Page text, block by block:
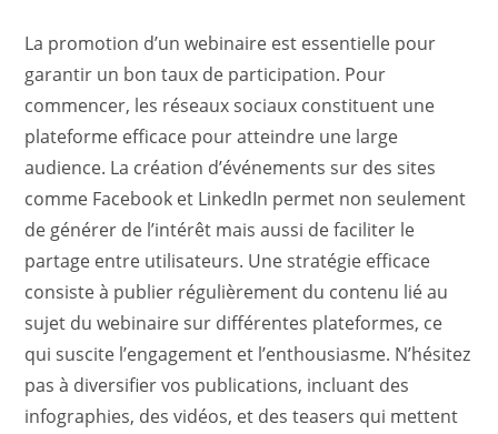
La promotion d’un webinaire est essentielle pour
garantir un bon taux de participation. Pour
commencer, les réseaux sociaux constituent une
plateforme efficace pour atteindre une large
audience. La création d’événements sur des sites
comme Facebook et LinkedIn permet non seulement
de générer de l’intérêt mais aussi de faciliter le
partage entre utilisateurs. Une stratégie efficace
consiste à publier régulièrement du contenu lié au
sujet du webinaire sur différentes plateformes, ce
qui suscite l’engagement et l’enthousiasme. N’hésitez
pas à diversifier vos publications, incluant des
infographies, des vidéos, et des teasers qui mettent